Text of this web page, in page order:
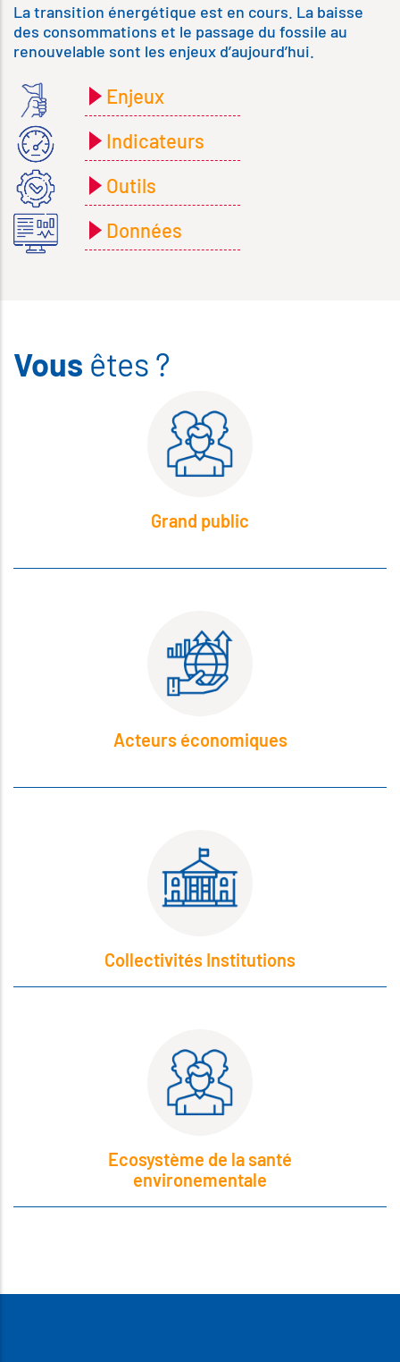
La transition énergétique est en cours. La baisse
des consommations et le passage du fossile au
renouvelable sont les enjeux d’aujourd’hui.
Enjeux
Indicateurs
Outils
Données
Vous êtes ?
Grand public
Acteurs économiques
Collectivités Institutions
Ecosystème de la santé
environementale